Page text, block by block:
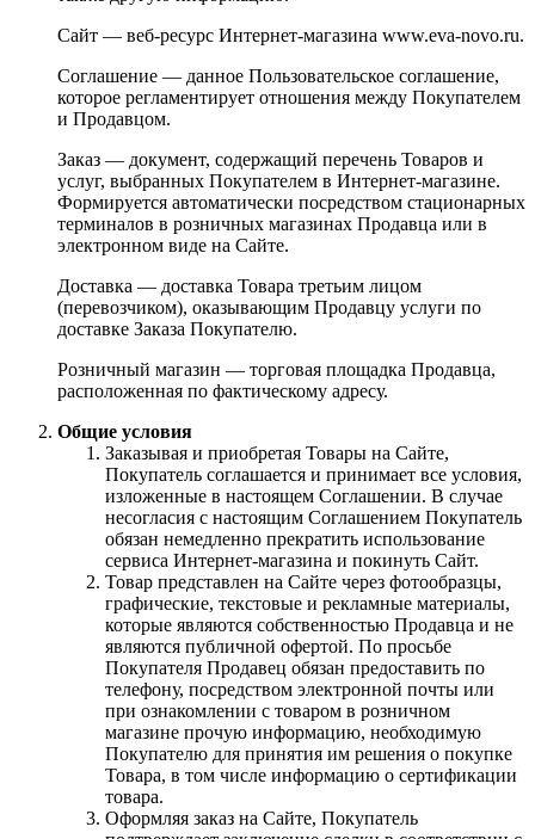
Сайт — веб-ресурс Интернет-магазина www.eva-novo.ru.
Соглашение — данное Пользовательское соглашение,
которое регламентирует отношения между Покупателем
и Продавцом.
Заказ — документ, содержащий перечень Товаров и
услуг, выбранных Покупателем в Интернет-магазине.
Формируется автоматически посредством стационарных
терминалов в розничных магазинах Продавца или в
электронном виде на Сайте.
Доставка — доставка Товара третьим лицом
(перевозчиком), оказывающим Продавцу услуги по
доставке Заказа Покупателю.
Розничный магазин — торговая площадка Продавца,
расположенная по фактическому адресу.
Общие условия
Заказывая и приобретая Товары на Сайте,
Покупатель соглашается и принимает все условия,
изложенные в настоящем Соглашении. В случае
несогласия с настоящим Соглашением Покупатель
обязан немедленно прекратить использование
сервиса Интернет-магазина и покинуть Сайт.
Товар представлен на Сайте через фотообразцы,
графические, текстовые и рекламные материалы,
которые являются собственностью Продавца и не
являются публичной офертой. По просьбе
Покупателя Продавец обязан предоставить по
телефону, посредством электронной почты или
при ознакомлении с товаром в розничном
магазине прочую информацию, необходимую
Покупателю для принятия им решения о покупке
Товара, в том числе информацию о сертификации
товара.
Оформляя заказ на Сайте, Покупатель